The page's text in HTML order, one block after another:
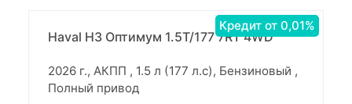
Кредит от 0,01%
Haval H3 Оптимум 1.5T/177 7RT 4WD
2026 г., АКПП , 1.5 л (177 л.с), Бензиновый ,
Полный привод